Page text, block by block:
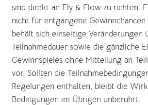
sind direkt an Fly & Flow zu richten.
nicht für entgangene
behält sich einseitige Veränderungen
Teilnahmedauer sowie die gänzliche
Gewinnspieles ohne Mitteilung an
vor. Sollten die
Regelungen enthalten, bleibt die
Bedingungen im Übrigen unberührt.